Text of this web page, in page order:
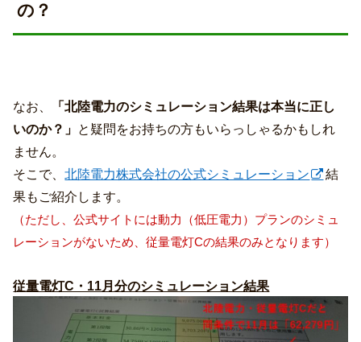
の？
なお、
「北陸電力のシミュレーション結果は本当に正し
いのか？」 と疑問をお持ちの方もいらっしゃるかもしれ
ません。
そこで、北陸電力株式会社の公式シミュレーション
結
果もご紹介します。
（ただし、公式サイトには動力（低圧電力）プランのシミュ
レーションがないため、従量電灯Cの結果のみとなります）
従量電灯C・11月分のシミュレーション結果